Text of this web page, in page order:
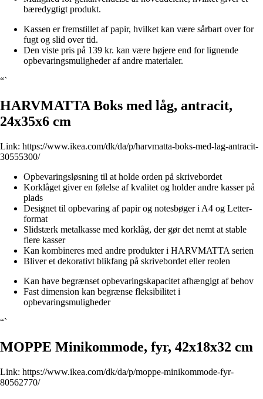
bæredygtigt produkt.
Kassen er fremstillet af papir, hvilket kan være sårbart over for
fugt og slid over tid.
Den viste pris på 139 kr. kan være højere end for lignende
opbevaringsmuligheder af andre materialer.
“`
HARVMATTA Boks med låg, antracit,
24x35x6 cm
Link: https://www.ikea.com/dk/da/p/harvmatta-boks-med-lag-antracit-
30555300/
Opbevaringsløsning til at holde orden på skrivebordet
Korklåget giver en følelse af kvalitet og holder andre kasser på
plads
Designet til opbevaring af papir og notesbøger i A4 og Letter-
format
Slidstærk metalkasse med korklåg, der gør det nemt at stable
flere kasser
Kan kombineres med andre produkter i HARVMATTA serien
Bliver et dekorativt blikfang på skrivebordet eller reolen
Kan have begrænset opbevaringskapacitet afhængigt af behov
Fast dimension kan begrænse fleksibilitet i
opbevaringsmuligheder
“`
MOPPE Minikommode, fyr, 42x18x32 cm
Link: https://www.ikea.com/dk/da/p/moppe-minikommode-fyr-
80562770/